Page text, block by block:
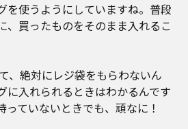
を使うようにしていますね。普段
、買ったものをそのまま入れるこ
、絶対にレジ袋をもらわないん
に入れられるときはわかるんです
っていないときでも、頑なに！